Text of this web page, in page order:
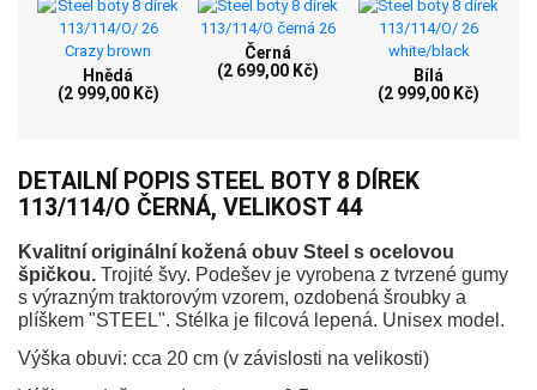
Hnědá
(2 999,00 Kč)
Černá
(2 699,00 Kč)
Bílá
(2 999,00 Kč)
DETAILNÍ POPIS STEEL BOTY 8 DÍREK
113/114/O ČERNÁ, VELIKOST 44
Kvalitní originální kožená obuv Steel s ocelovou
špičkou. Trojité švy. Podešev je vyrobena z tvrzené gumy
s výrazným traktorovým vzorem, ozdobená šroubky a
plíškem "STEEL". Stélka je filcová lepená. Unisex model.
Výška obuvi: cca 20 cm (v závislosti na velikosti)